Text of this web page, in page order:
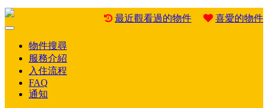
最近觀看過的物件 喜愛的物件
Mobile
物件搜尋
服務介紹
入住流程
FAQ
通知